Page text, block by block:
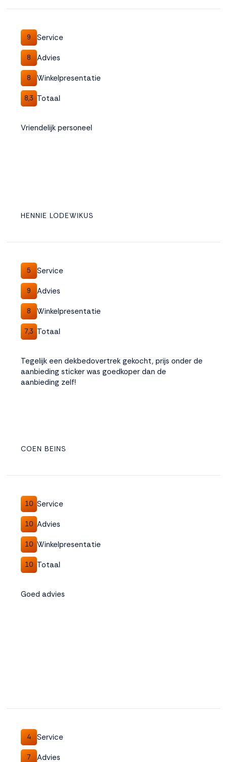
9 Service
8 Advies
8 Winkelpresentatie
8,3 Totaal
Vriendelijk personeel
HENNIE LODEWIKUS
5 Service
9 Advies
8 Winkelpresentatie
7,3 Totaal
Tegelijk een dekbedovertrek gekocht, prijs onder de
aanbieding sticker was goedkoper dan de
aanbieding zelf!
COEN BEINS
10 Service
10 Advies
10 Winkelpresentatie
10 Totaal
Goed advies
4 Service
7 Advies